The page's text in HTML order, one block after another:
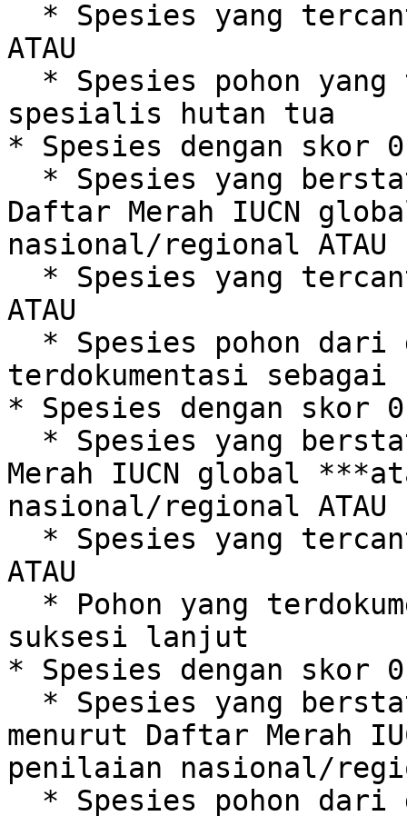
ATAU
spesialis hutan tua
* Spesies dengan skor
Daftar Merah IUCN
nasional/regional ATAU
ATAU
terdokumentasi
* Spesies dengan skor
Merah IUCN global
nasional/regional ATAU
ATAU
suksesi lanjut
* Spesies dengan skor
menurut Daftar Merah
penilaian nasional/